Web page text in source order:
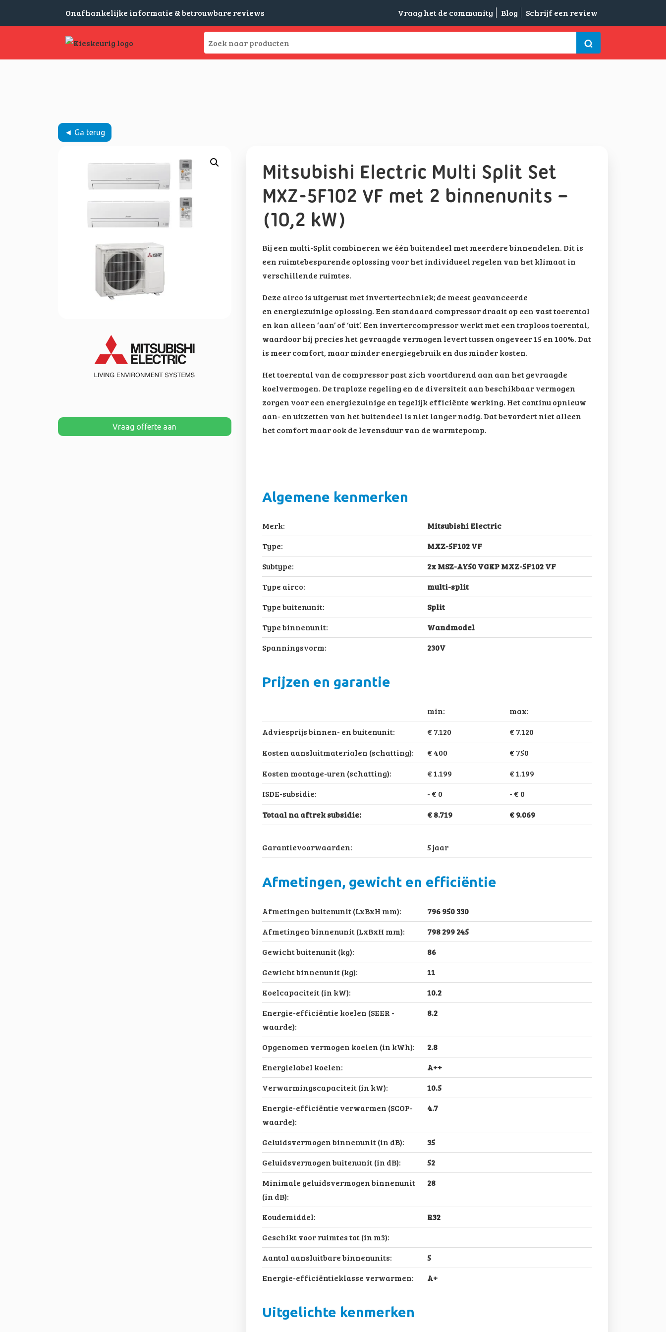
Onafhankelijke informatie & betrouwbare reviews Vraag het de community Blog Schrijf een review
◄ Ga terug
Vraag offerte aan
Mitsubishi Electric Multi Split Set
MXZ-5F102 VF met 2 binnenunits –
(10,2 kW)
Bij een multi-Split combineren we één buitendeel met meerdere binnendelen. Dit is
een ruimtebesparende oplossing voor het individueel regelen van het klimaat in
verschillende ruimtes.
Deze airco is uitgerust met invertertechniek; de meest geavanceerde
en energiezuinige oplossing. Een standaard compressor draait op een vast toerental
en kan alleen ‘aan’ of ‘uit’. Een invertercompressor werkt met een traploos toerental,
waardoor hij precies het gevraagde vermogen levert tussen ongeveer 15 en 100%. Dat
is meer comfort, maar minder energiegebruik en dus minder kosten.
Het toerental van de compressor past zich voortdurend aan aan het gevraagde
koelvermogen. De traploze regeling en de diversiteit aan beschikbaar vermogen
zorgen voor een energiezuinige en tegelijk efficiënte werking. Het continu opnieuw
aan- en uitzetten van het buitendeel is niet langer nodig. Dat bevordert niet alleen
het comfort maar ook de levensduur van de warmtepomp.
Algemene kenmerken
Merk:
Mitsubishi Electric
Type:
MXZ-5F102 VF
Subtype:
2x MSZ-AY50 VGKP MXZ-5F102 VF
Type airco:
multi-split
Type buitenunit:
Split
Type binnenunit:
Wandmodel
Spanningsvorm:
230V
Prijzen en garantie
min:
max:
Adviesprijs binnen- en buitenunit:
€ 7.120
€ 7.120
Kosten aansluitmaterialen (schatting):
€ 400
€ 750
Kosten montage-uren (schatting):
€ 1.199
€ 1.199
ISDE-subsidie:
- € 0 - € 0
Totaal na aftrek subsidie:
€ 8.719 € 9.069
Garantievoorwaarden: 5 jaar
Afmetingen, gewicht en efficiëntie
Afmetingen buitenunit (LxBxH mm):
796 950 330
Afmetingen binnenunit (LxBxH mm):
798 299 245
Gewicht buitenunit (kg):
86
Gewicht binnenunit (kg):
11
Koelcapaciteit (in kW):
10.2
Energie-efficiëntie koelen (SEER -
waarde):
8.2
Opgenomen vermogen koelen (in kWh):
2.8
Energielabel koelen:
A++
Verwarmingscapaciteit (in kW):
10.5
Energie-efficiëntie verwarmen (SCOP-
waarde):
4.7
Geluidsvermogen binnenunit (in dB):
35
Geluidsvermogen buitenunit (in dB):
52
Minimale geluidsvermogen binnenunit
(in dB):
28
Koudemiddel:
R32
Geschikt voor ruimtes tot (in m3):
Aantal aansluitbare binnenunits:
5
Energie-efficiëntieklasse verwarmen:
A+
Uitgelichte kenmerken